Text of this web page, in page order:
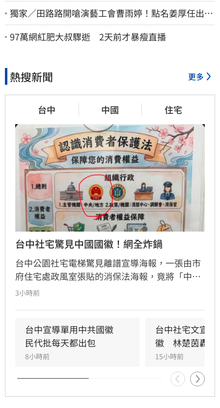
獨家／田路路開嗆演藝工會曹雨婷！點名姜厚任出
來 他16字回應了
97萬網紅肥大叔驟逝 2天前才暴瘦直播
熱搜新聞 更多
台中 中國 住宅
台中社宅驚見中國國徽！網全炸鍋
台中公園社宅電梯驚見離譜宣導海報，一張由市
府住宅處政風室張貼的消保法海報，竟將「中央
機關」圖示誤植為中國國徽，五星圖樣引發民眾
程處6日緊急滅火，坦承是內部人員使用AI製圖卻
未落實校稿釀禍，已將爭議海報全面下架並致
歉，承諾未來將嚴格審核宣導品內容，杜絕類似
3小時前
台中宣導單用中共國徽
民代批每天都出包
8小時前
台中社宅文宣
徽　林楚茵轟這
15小時前